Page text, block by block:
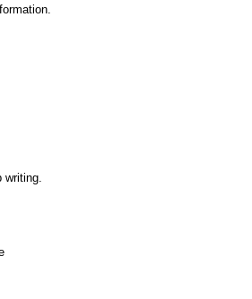
writing.